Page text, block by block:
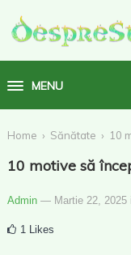
MENU
Home › Sănătate › 10
10 motive să
Admin — Martie 22, 2025
1 Likes